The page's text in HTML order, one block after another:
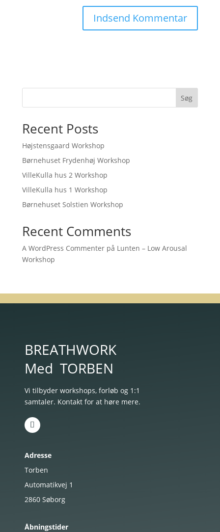
Søg
Recent Posts
Højstensgaard Workshop
Børnehuset Frydenhøj Workshop
VilleKulla hus 2 Workshop
VilleKulla hus 1 Workshop
Børnehuset Solstien Workshop
Recent Comments
A WordPress Commenterpå Lunten – Low Arousal
Workshop
BREATHWORK
Med TORBEN
Vi tilbyder workshops, forløb og 1:1
samtaler. Kontakt for at høre mere.
Adresse
Torben
Automatikvej 1
2860 Søborg
Åbningstider